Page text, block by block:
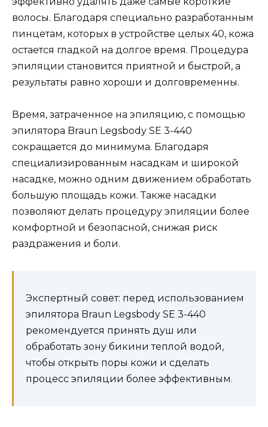
волосы. Благодаря специально разработанным
пинцетам, которых в устройстве целых 40, кожа
остается гладкой на долгое время. Процедура
эпиляции становится приятной и быстрой, а
результаты равно хороши и долговременны.
Время, затраченное на эпиляцию, с помощью
эпилятора Braun Legsbody SE 3-440
сокращается до минимума. Благодаря
специализированным насадкам и широкой
насадке, можно одним движением обработать
большую площадь кожи. Также насадки
позволяют делать процедуру эпиляции более
комфортной и безопасной, снижая риск
раздражения и боли.
Экспертный совет: перед использованием
эпилятора Braun Legsbody SE 3-440
рекомендуется принять душ или
обработать зону бикини теплой водой,
чтобы открыть поры кожи и сделать
процесс эпиляции более эффективным.